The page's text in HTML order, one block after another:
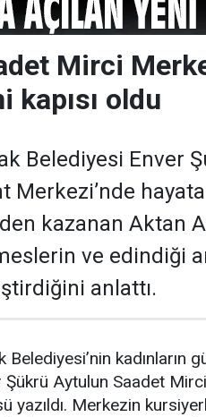
Mirci
kapısı oldu
Belediyesi Enver
Merkezi’nde
kazanan Aktan
ve edindiği
anlattı.
Belediyesi’nin
Şükrü Aytulun Saadet
yazıldı. Merkezin